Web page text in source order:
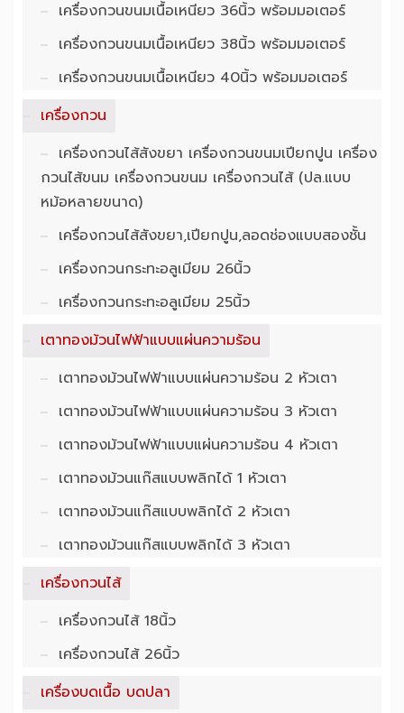
เครื่องกวนขนมเนื้อเหนียว 36นิ้ว พร้อมมอเตอร์
เครื่องกวนขนมเนื้อเหนียว 38นิ้ว พร้อมมอเตอร์
เครื่องกวนขนมเนื้อเหนียว 40นิ้ว พร้อมมอเตอร์
เครื่องกวน
เครื่องกวนไส้สังขยา เครื่องกวนขนมเปียกปูน เครื่อง
กวนไส้ขนม เครื่องกวนขนม เครื่องกวนไส้ (ปล.แบบ
หม้อหลายขนาด)
เครื่องกวนไส้สังขยา,เปียกปูน,ลอดช่องแบบสองชั้น
เครื่องกวนกระทะอลูเมียม 26นิ้ว
เครื่องกวนกระทะอลูเมียม 25นิ้ว
เตาทองม้วนไฟฟ้าแบบแผ่นความร้อน
เตาทองม้วนไฟฟ้าแบบแผ่นความร้อน 2 หัวเตา
เตาทองม้วนไฟฟ้าแบบแผ่นความร้อน 3 หัวเตา
เตาทองม้วนไฟฟ้าแบบแผ่นความร้อน 4 หัวเตา
เตาทองม้วนแก๊สแบบพลิกได้ 1 หัวเตา
เตาทองม้วนแก๊สแบบพลิกได้ 2 หัวเตา
เตาทองม้วนแก๊สแบบพลิกได้ 3 หัวเตา
เครื่องกวนไส้
เครื่องกวนไส้ 18นิ้ว
เครื่องกวนไส้ 26นิ้ว
เครื่องบดเนื้อ บดปลา